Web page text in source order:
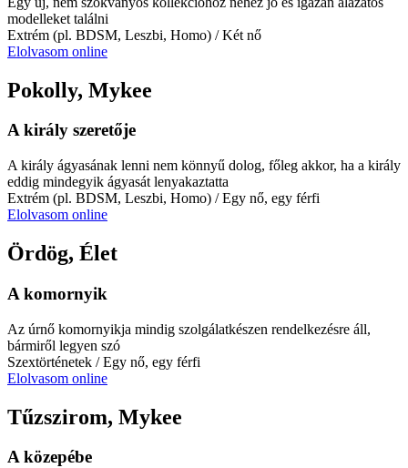
modelleket találni
Extrém (pl. BDSM, Leszbi, Homo) / Két nő
Elolvasom online
Pokolly, Mykee
A király szeretője
A király ágyasának lenni nem könnyű dolog, főleg akkor, ha a király
eddig mindegyik ágyasát lenyakaztatta
Extrém (pl. BDSM, Leszbi, Homo) / Egy nő, egy férfi
Elolvasom online
Ördög, Élet
A komornyik
Az úrnő komornyikja mindig szolgálatkészen rendelkezésre áll,
bármiről legyen szó
Szextörténetek / Egy nő, egy férfi
Elolvasom online
Tűzszirom, Mykee
A közepébe